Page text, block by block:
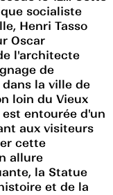
socialiste
Henri Tasso
Oscar
l'architecte
de
la ville de
loin du Vieux
entourée d'un
aux visiteurs
cette
allure
la Statue
et de la